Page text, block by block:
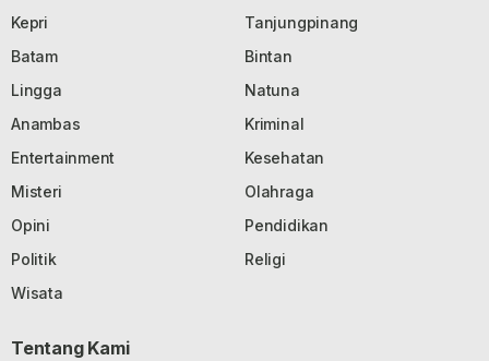
Kepri
Tanjungpinang
Batam
Bintan
Lingga
Natuna
Anambas
Kriminal
Entertainment
Kesehatan
Misteri
Olahraga
Opini
Pendidikan
Politik
Religi
Wisata
Tentang Kami